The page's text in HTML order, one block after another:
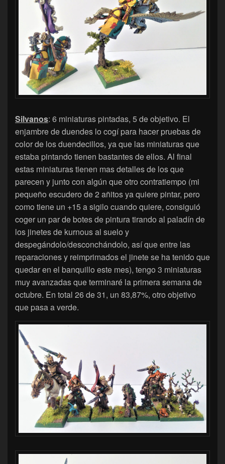
Silvanos: 6 miniaturas pintadas, 5 de objetivo. El
enjambre de duendes lo cogí para hacer pruebas de
color de los duendecillos, ya que las miniaturas que
estaba pintando tienen bastantes de ellos. Al final
estas miniaturas tienen mas detalles de los que
parecen y junto con algún que otro contratiempo (mi
pequeño escudero de 2 añitos ya quiere pintar, pero
como tiene un +15 a sigilo cuando quiere, consiguió
coger un par de botes de pintura tirando al paladín de
los jinetes de kurnous al suelo y
despegándolo/desconchándolo, así que entre las
reparaciones y reimprimados el jinete se ha tenido que
quedar en el banquillo este mes), tengo 3 miniaturas
muy avanzadas que terminaré la primera semana de
octubre. En total 26 de 31, un 83,87%, otro objetivo
que pasa a verde.